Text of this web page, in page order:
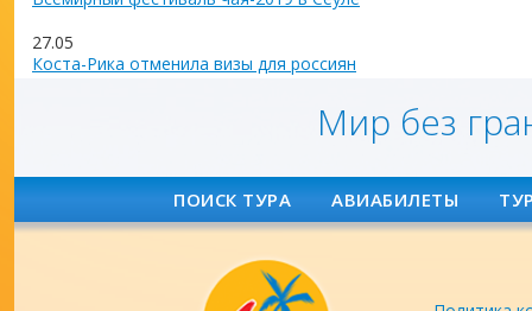
27.05
Коста-Рика отменила визы для россиян
Мир без
ПОИСК ТУРА АВИАБИЛЕТЫ